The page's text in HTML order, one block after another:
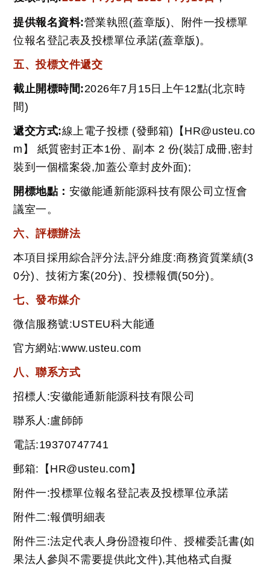
提供報名資料:營業執照(蓋章版)、附件一投標單
位報名登記表及投標單位承諾(蓋章版)。
五、投標文件遞交
截止開標時間:2026年7月15日上午12點(北京時
間)
遞交方式:線上電子投標 (發郵箱)【HR@usteu.co
m】 紙質密封正本1份、副本 2 份(裝訂成冊,密封
裝到一個檔案袋,加蓋公章封皮外面);
開標地點： 安徽能通新能源科技有限公司立恆會
議室一。
六、評標辦法
本項目採用綜合評分法,評分維度:商務資質業績(3
0分)、技術方案(20分)、投標報價(50分)。
七、發布媒介
微信服務號:USTEU科大能通
官方網站:www.usteu.com
八、聯系方式
招標人:安徽能通新能源科技有限公司
聯系人:盧師師
電話:19370747741
郵箱:【HR@usteu.com】
附件一:投標單位報名登記表及投標單位承諾
附件二:報價明細表
附件三:法定代表人身份證複印件、授權委託書(如
果法人參與不需要提供此文件),其他格式自擬